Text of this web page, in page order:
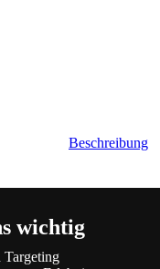
Beschreibung
wichtig
Targeting